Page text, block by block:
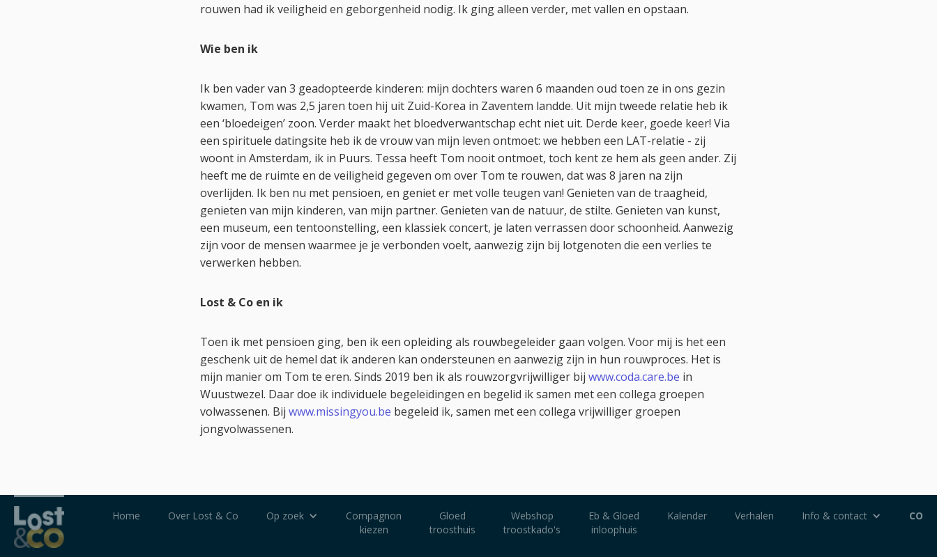
rouwen had ik veiligheid en geborgenheid nodig. Ik ging alleen verder, met vallen en opstaan.
Wie ben ik
Ik ben vader van 3 geadopteerde kinderen: mijn dochters waren 6 maanden oud toen ze in ons gezin
kwamen, Tom was 2,5 jaren toen hij uit Zuid-Korea in Zaventem landde. Uit mijn tweede relatie heb ik
een ‘bloedeigen’ zoon. Verder maakt het bloedverwantschap echt niet uit. Derde keer, goede keer! Via
een spirituele datingsite heb ik de vrouw van mijn leven ontmoet: we hebben een LAT-relatie - zij
woont in Amsterdam, ik in Puurs. Tessa heeft Tom nooit ontmoet, toch kent ze hem als geen ander. Zij
heeft me de ruimte en de veiligheid gegeven om over Tom te rouwen, dat was 8 jaren na zijn
overlijden. Ik ben nu met pensioen, en geniet er met volle teugen van! Genieten van de traagheid,
genieten van mijn kinderen, van mijn partner. Genieten van de natuur, de stilte. Genieten van kunst,
een museum, een tentoonstelling, een klassiek concert, je laten verrassen door schoonheid. Aanwezig
zijn voor de mensen waarmee je je verbonden voelt, aanwezig zijn bij lotgenoten die een verlies te
verwerken hebben.
Lost & Co en ik
Toen ik met pensioen ging, ben ik een opleiding als rouwbegeleider gaan volgen. Voor mij is het een
geschenk uit de hemel dat ik anderen kan ondersteunen en aanwezig zijn in hun rouwproces. Het is
mijn manier om Tom te eren. Sinds 2019 ben ik als rouwzorgvrijwilliger bij www.coda.care.be in
Wuustwezel. Daar doe ik individuele begeleidingen en begelid ik samen met een collega groepen
volwassenen. Bij www.missingyou.be begeleid ik, samen met een collega vrijwilliger groepen
jongvolwassenen.
Home Over Lost & Co Op zoek
Compagnon
kiezen
Gloed
troosthuis
Webshop
troostkado's
Eb & Gloed
inloophuis
Kalender Verhalen Info & contact CO